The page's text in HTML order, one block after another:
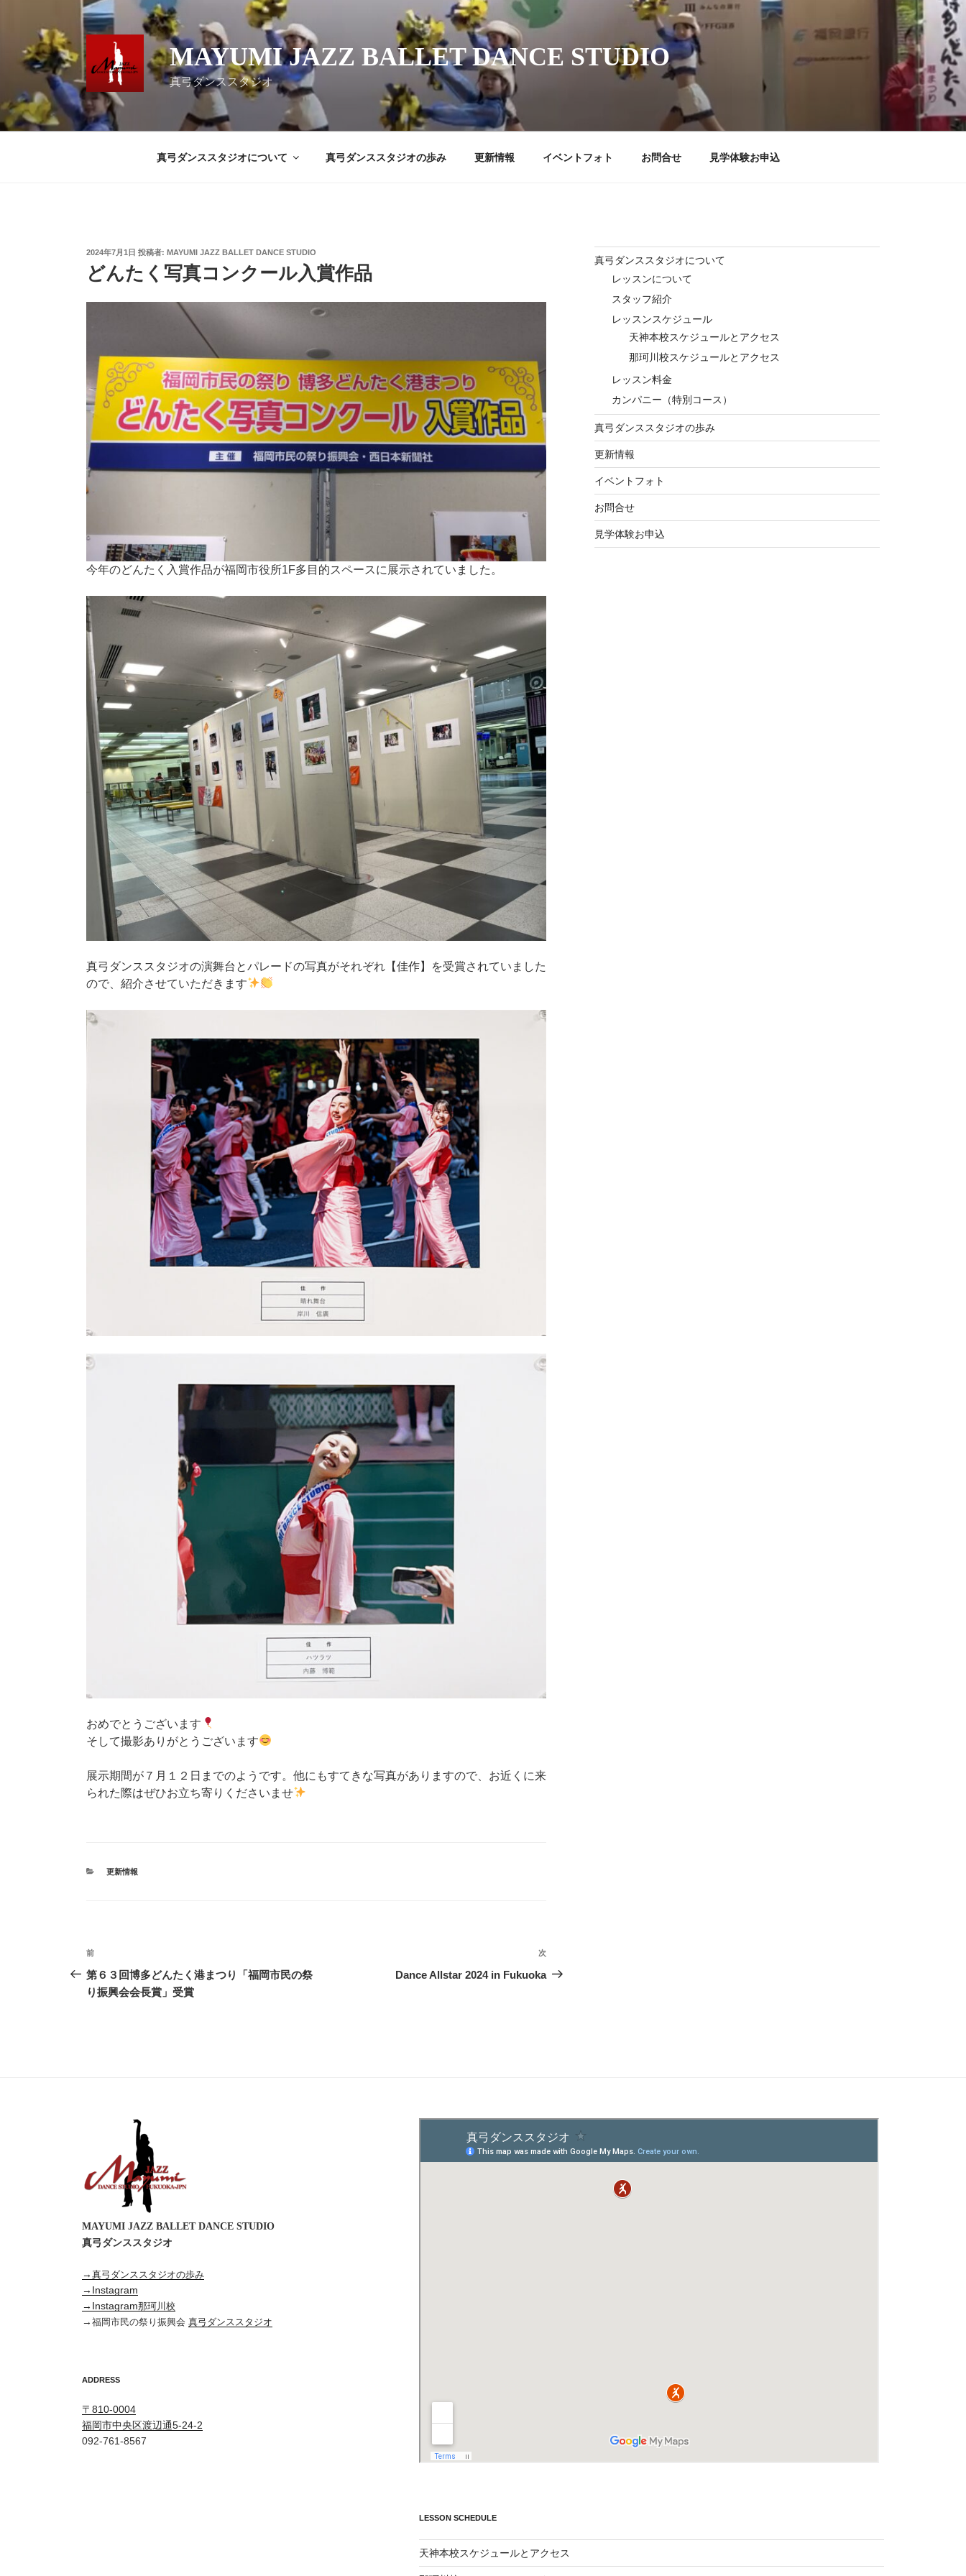
ス
キ
MAYUMI JAZZ BALLET DANCE STUDIO
真弓ダンススタジオ
真弓ダンススタジオについて 真弓ダンススタジオの歩み 更新情報 イベントフォト お問合せ 見学体験お申込
投
日:
2024年7月1日 投稿者: MAYUMI JAZZ BALLET DANCE STUDIO
どんたく写真コンクール入賞作品
今年のどんたく入賞作品が福岡市役所1F多目的スペースに展示されていました。
真弓ダンススタジオの演舞台とパレードの写真がそれぞれ【佳作】を受賞されていました
ので、紹介させていただきます
おめでとうございます
そして撮影ありがとうございます
展示期間が７月１２日までのようです。他にもすてきな写真がありますので、お近くに来
られた際はぜひお立ち寄りくださいませ
カ
更新情報
投
稿
ナ
前
の
投
前
第６３回博多どんたく港まつり「福岡市民の祭
り振興会会長賞」受賞
次
の
次
Dance Allstar 2024 in Fukuoka
真弓ダンススタジオについて
レッスンについて
スタッフ紹介
レッスンスケジュール
天神本校スケジュールとアクセス
那珂川校スケジュールとアクセス
レッスン料金
カンパニー（特別コース）
真弓ダンススタジオの歩み
更新情報
イベントフォト
お問合せ
見学体験お申込
MAYUMI JAZZ BALLET DANCE STUDIO
真弓ダンススタジオ
→ 真弓ダンススタジオの歩み
→Instagram
→Instagram那珂川校
→ 福岡市民の祭り振興会 真弓ダンススタジオ
ADDRESS
〒810-0004
福岡市中央区渡辺通5-24-2
092-761-8567
LESSON SCHEDULE
天神本校スケジュールとアクセス